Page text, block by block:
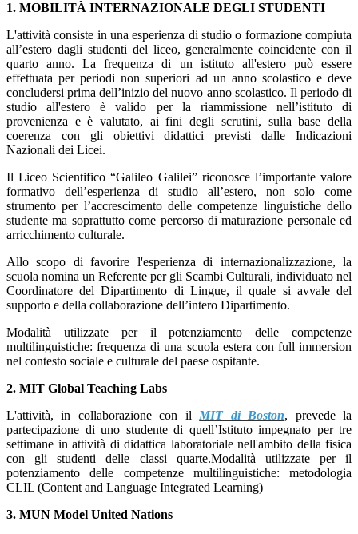
1. MOBILITÀ INTERNAZIONALE DEGLI STUDENTI
L'attività consiste in una esperienza di studio o formazione compiuta
all’estero dagli studenti del liceo, generalmente coincidente con il
quarto anno. La frequenza di un istituto all'estero può essere
effettuata per periodi non superiori ad un anno scolastico e deve
concludersi prima dell’inizio del nuovo anno scolastico. Il periodo di
studio all'estero è valido per la riammissione nell’istituto di
provenienza e è valutato, ai fini degli scrutini, sulla base della
coerenza con gli obiettivi didattici previsti dalle Indicazioni
Nazionali dei Licei.
Il Liceo Scientifico “Galileo Galilei” riconosce l’importante valore
formativo dell’esperienza di studio all’estero, non solo come
strumento per l’accrescimento delle competenze linguistiche dello
studente ma soprattutto come percorso di maturazione personale ed
arricchimento culturale.
Allo scopo di favorire l'esperienza di internazionalizzazione, la
scuola nomina un Referente per gli Scambi Culturali, individuato nel
Coordinatore del Dipartimento di Lingue, il quale si avvale del
supporto e della collaborazione dell’intero Dipartimento.
Modalità utilizzate per il potenziamento delle competenze
multilinguistiche: frequenza di una scuola estera con full immersion
nel contesto sociale e culturale del paese ospitante.
2. MIT Global Teaching Labs
L'attività, in collaborazione con il MIT di Boston, prevede la
partecipazione di uno studente di quell’Istituto impegnato per tre
settimane in attività di didattica laboratoriale nell'ambito della fisica
con gli studenti delle classi quarte.Modalità utilizzate per il
potenziamento delle competenze multilinguistiche: metodologia
CLIL (Content and Language Integrated Learning)
3. MUN Model United Nations